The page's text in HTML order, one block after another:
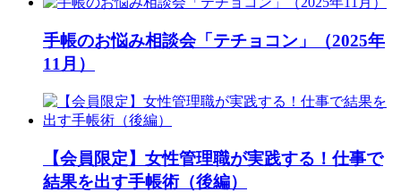
手帳のお悩み相談会「テチョコン」（2025年
11月）
【会員限定】女性管理職が実践する！仕事で
結果を出す手帳術（後編）